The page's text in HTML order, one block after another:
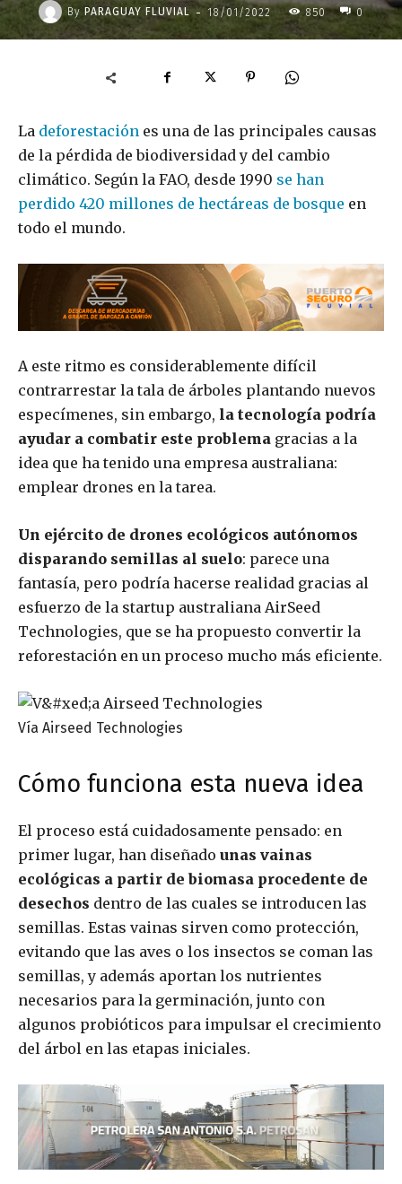
By PARAGUAY FLUVIAL - 18/01/2022 850 0
La deforestación es una de las principales causas
de la pérdida de biodiversidad y del cambio
climático. Según la FAO, desde 1990 se han
perdido 420 millones de hectáreas de bosque en
todo el mundo.
A este ritmo es considerablemente difícil
contrarrestar la tala de árboles plantando nuevos
especímenes, sin embargo, la tecnología podría
ayudar a combatir este problema gracias a la
idea que ha tenido una empresa australiana:
emplear drones en la tarea.
Un ejército de drones ecológicos autónomos
disparando semillas al suelo: parece una
fantasía, pero podría hacerse realidad gracias al
esfuerzo de la startup australiana AirSeed
Technologies, que se ha propuesto convertir la
reforestación en un proceso mucho más eficiente.
Vía Airseed Technologies
Cómo funciona esta nueva idea
El proceso está cuidadosamente pensado: en
primer lugar, han diseñado unas vainas
ecológicas a partir de biomasa procedente de
desechos dentro de las cuales se introducen las
semillas. Estas vainas sirven como protección,
evitando que las aves o los insectos se coman las
semillas, y además aportan los nutrientes
necesarios para la germinación, junto con
algunos probióticos para impulsar el crecimiento
del árbol en las etapas iniciales.